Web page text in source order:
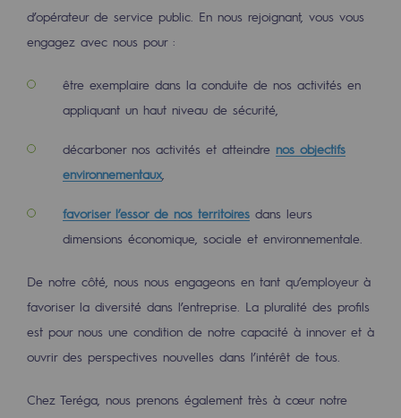
Présentation du fonds de dotation
Gouvernance du fonds de dotation et
Soumettre un projet
Nos activités
Transport de gaz
Savoir-faire
Projet type
d’opérateur de service public. En nous rejoignant, vous vous
engagez avec nous pour :
être exemplaire dans la conduite de nos activités en
appliquant un haut niveau de sécurité,
décarboner nos activités et atteindre nos objectifs
environnementaux
favoriser l’essor de nos territoires dans leurs
dimensions économique, sociale et environnementale.
De notre côté, nous nous engageons en tant qu’employeur à
favoriser la diversité dans l’entreprise. La pluralité des profils
est pour nous une condition de notre capacité à innover et à
ouvrir des perspectives nouvelles dans l’intérêt de tous.
Chez Teréga, nous prenons également très à cœur notre